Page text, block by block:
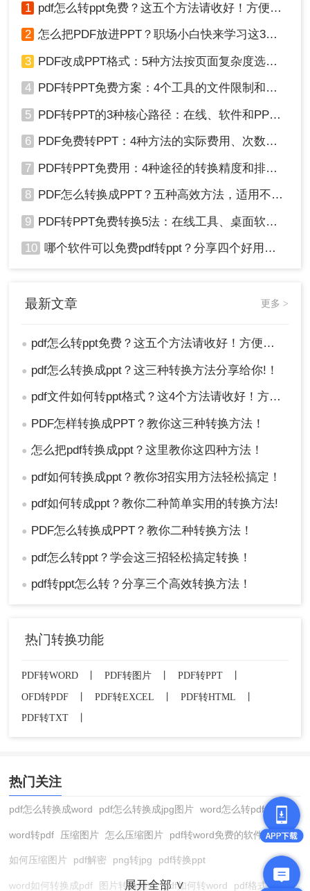
1 pdf怎么转ppt免费？这五个方法请收好！方便又好用！
2 怎么把PDF放进PPT？职场小白快来学习这3种方法！
3 PDF改成PPT格式：5种方法按页面复杂度选择！
4 PDF转PPT免费方案：4个工具的文件限制和输出质量对比！
5 PDF转PPT的3种核心路径：在线、软件和PPT自带的适用范围！
6 PDF免费转PPT：4种方法的实际费用、次数限制和效果！
7 PDF转PPT免费用：4种途径的转换精度和排版保留能力对比！
8 PDF怎么转换成PPT？五种高效方法，适用不同场景全解析！
9 PDF转PPT免费转换5法：在线工具、桌面软件和PPT插件的优劣！
10 哪个软件可以免费pdf转ppt？分享四个好用的转换工具！
最新文章 更多 >
● pdf怎么转ppt免费？这五个方法请收好！方便又好用！
● pdf怎么转换成ppt？这三种转换方法分享给你!！
● pdf文件如何转ppt格式？这4个方法请收好！方便又好用！
● PDF怎样转换成PPT？教你这三种转换方法！
● 怎么把pdf转换成ppt？这里教你这四种方法！
● pdf如何转换成ppt？教你3招实用方法轻松搞定！
● pdf如何转成ppt？教你二种简单实用的转换方法!
● PDF怎么转换成PPT？教你二种转换方法！
● pdf怎么转ppt？学会这三招轻松搞定转换！
● pdf转ppt怎么转？分享三个高效转换方法！
热门转换功能
PDF转WORD 丨 PDF转图片 丨 PDF转PPT
丨
OFD转PDF
丨 PDF转EXCEL 丨 PDF转HTML
丨
PDF转TXT
热门关注
pdf怎么转换成word pdf怎么转换成jpg图片 word怎么转pdf
word转pdf 压缩图片 怎么压缩图片 pdf转word免费的软件
如何压缩图片 pdf解密 png转jpg pdf转换ppt
word如何转换成pdf 图片转换格式 pdf如何转word pdf格式转换
展开全部 ∨